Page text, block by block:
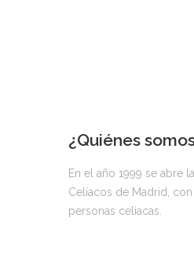
¿Quiénes
En el año 1999 se abre
Celíacos de Madrid,
personas celiacas.